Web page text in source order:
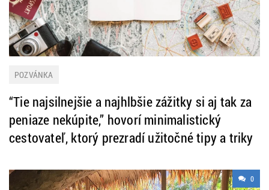
POZVÁNKA
“Tie najsilnejšie a najhlbšie zážitky si aj tak za
peniaze nekúpite,” hovorí minimalistický
cestovateľ, ktorý prezradí užitočné tipy a triky
0